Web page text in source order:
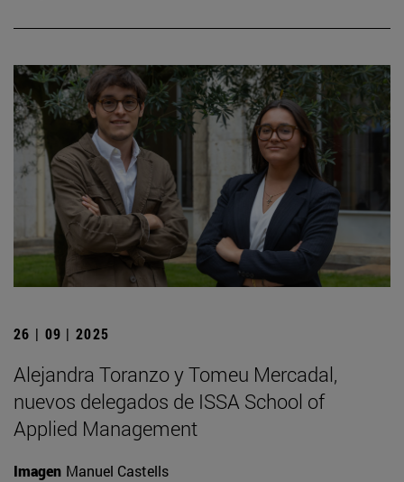
26 | 09 | 2025
Alejandra Toranzo y Tomeu Mercadal,
nuevos delegados de ISSA School of
Applied Management
Imagen Manuel Castells